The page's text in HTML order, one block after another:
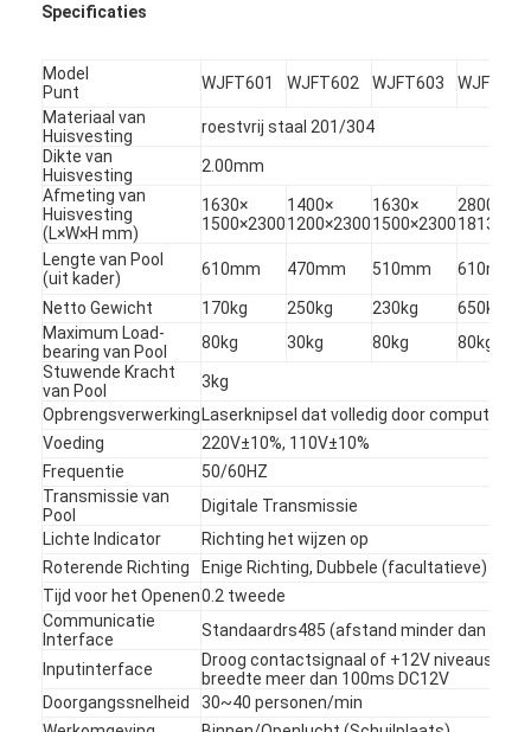
Thuis
Producten
Video's
Over ons
Fabriekstocht
Specificaties
Model
Punt
WJFT601 WJFT602 WJFT603
WJFT610
Materiaal van
Huisvesting
roestvrij staal 201/304
Dikte van
Huisvesting
2.00mm
Afmeting van
Huisvesting
(L×W×H mm)
1630×
1500×2300
1400×
1200×2300
1630×
1500×2300
2800×
Lengte van Pool
(uit kader)
610mm 470mm 510mm 610mm
Netto Gewicht 170kg 250kg 230kg
650kg
Maximum Load-
bearing van Pool
80kg 30kg 80kg
80kg
Stuwende Kracht
van Pool
3kg
Opbrengsverwerking Laserknipsel dat volledig door computer
Voeding
220V±10%, 110V±10%
Frequentie
50/60HZ
Transmissie van
Pool
Digitale Transmissie
Lichte Indicator
Richting het wijzen op
Roterende Richting
Enige Richting, Dubbele (facultatieve)
Tijd voor het Openen0.2 tweede
Communicatie
Interface
Standaardrs485 (afstand minder dan
Inputinterface
Droog contactsignaal of +12V
breedte meer dan 100ms DC12V
Doorgangssnelheid
30~40 personen/min